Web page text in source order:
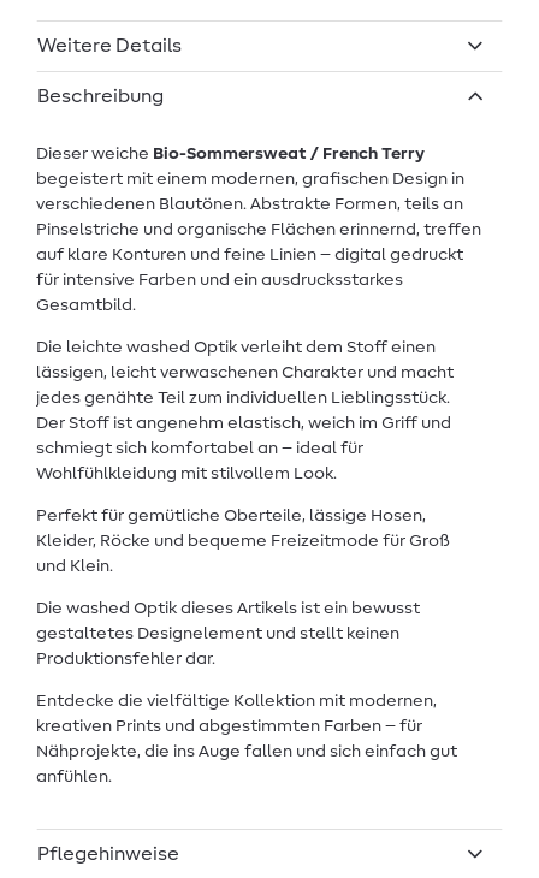
Weitere Details
Beschreibung
Dieser weiche Bio-Sommersweat / French Terry
begeistert mit einem modernen, grafischen Design in
verschiedenen Blautönen. Abstrakte Formen, teils an
Pinselstriche und organische Flächen erinnernd, treffen
auf klare Konturen und feine Linien – digital gedruckt
für intensive Farben und ein ausdrucksstarkes
Gesamtbild.
Die leichte washed Optik verleiht dem Stoff einen
lässigen, leicht verwaschenen Charakter und macht
jedes genähte Teil zum individuellen Lieblingsstück.
Der Stoff ist angenehm elastisch, weich im Griff und
schmiegt sich komfortabel an – ideal für
Wohlfühlkleidung mit stilvollem Look.
Perfekt für gemütliche Oberteile, lässige Hosen,
Kleider, Röcke und bequeme Freizeitmode für Groß
und Klein.
Die washed Optik dieses Artikels ist ein bewusst
gestaltetes Designelement und stellt keinen
Produktionsfehler dar.
Entdecke die vielfältige Kollektion mit modernen,
kreativen Prints und abgestimmten Farben – für
Nähprojekte, die ins Auge fallen und sich einfach gut
anfühlen.
Pflegehinweise